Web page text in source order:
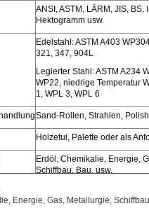
ANSI, ASTM, LÄRM, JIS, BS,
Hektogramm usw.
Edelstahl: ASTM A403
321, 347, 904L
Legierter Stahl: ASTM A234
WP22, niedrige Temperatur
1, WPL 3, WPL 6
Sand-Rollen, Strahlen,
Holzetui, Palette oder als
Erdöl, Chemikalie, Energie,
Schiffbau, Bau, usw.
Energie, Gas, Metallurgie,